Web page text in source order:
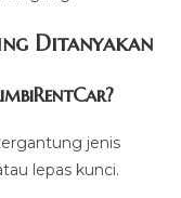
Ditanyakan
jenis
lepas kunci.